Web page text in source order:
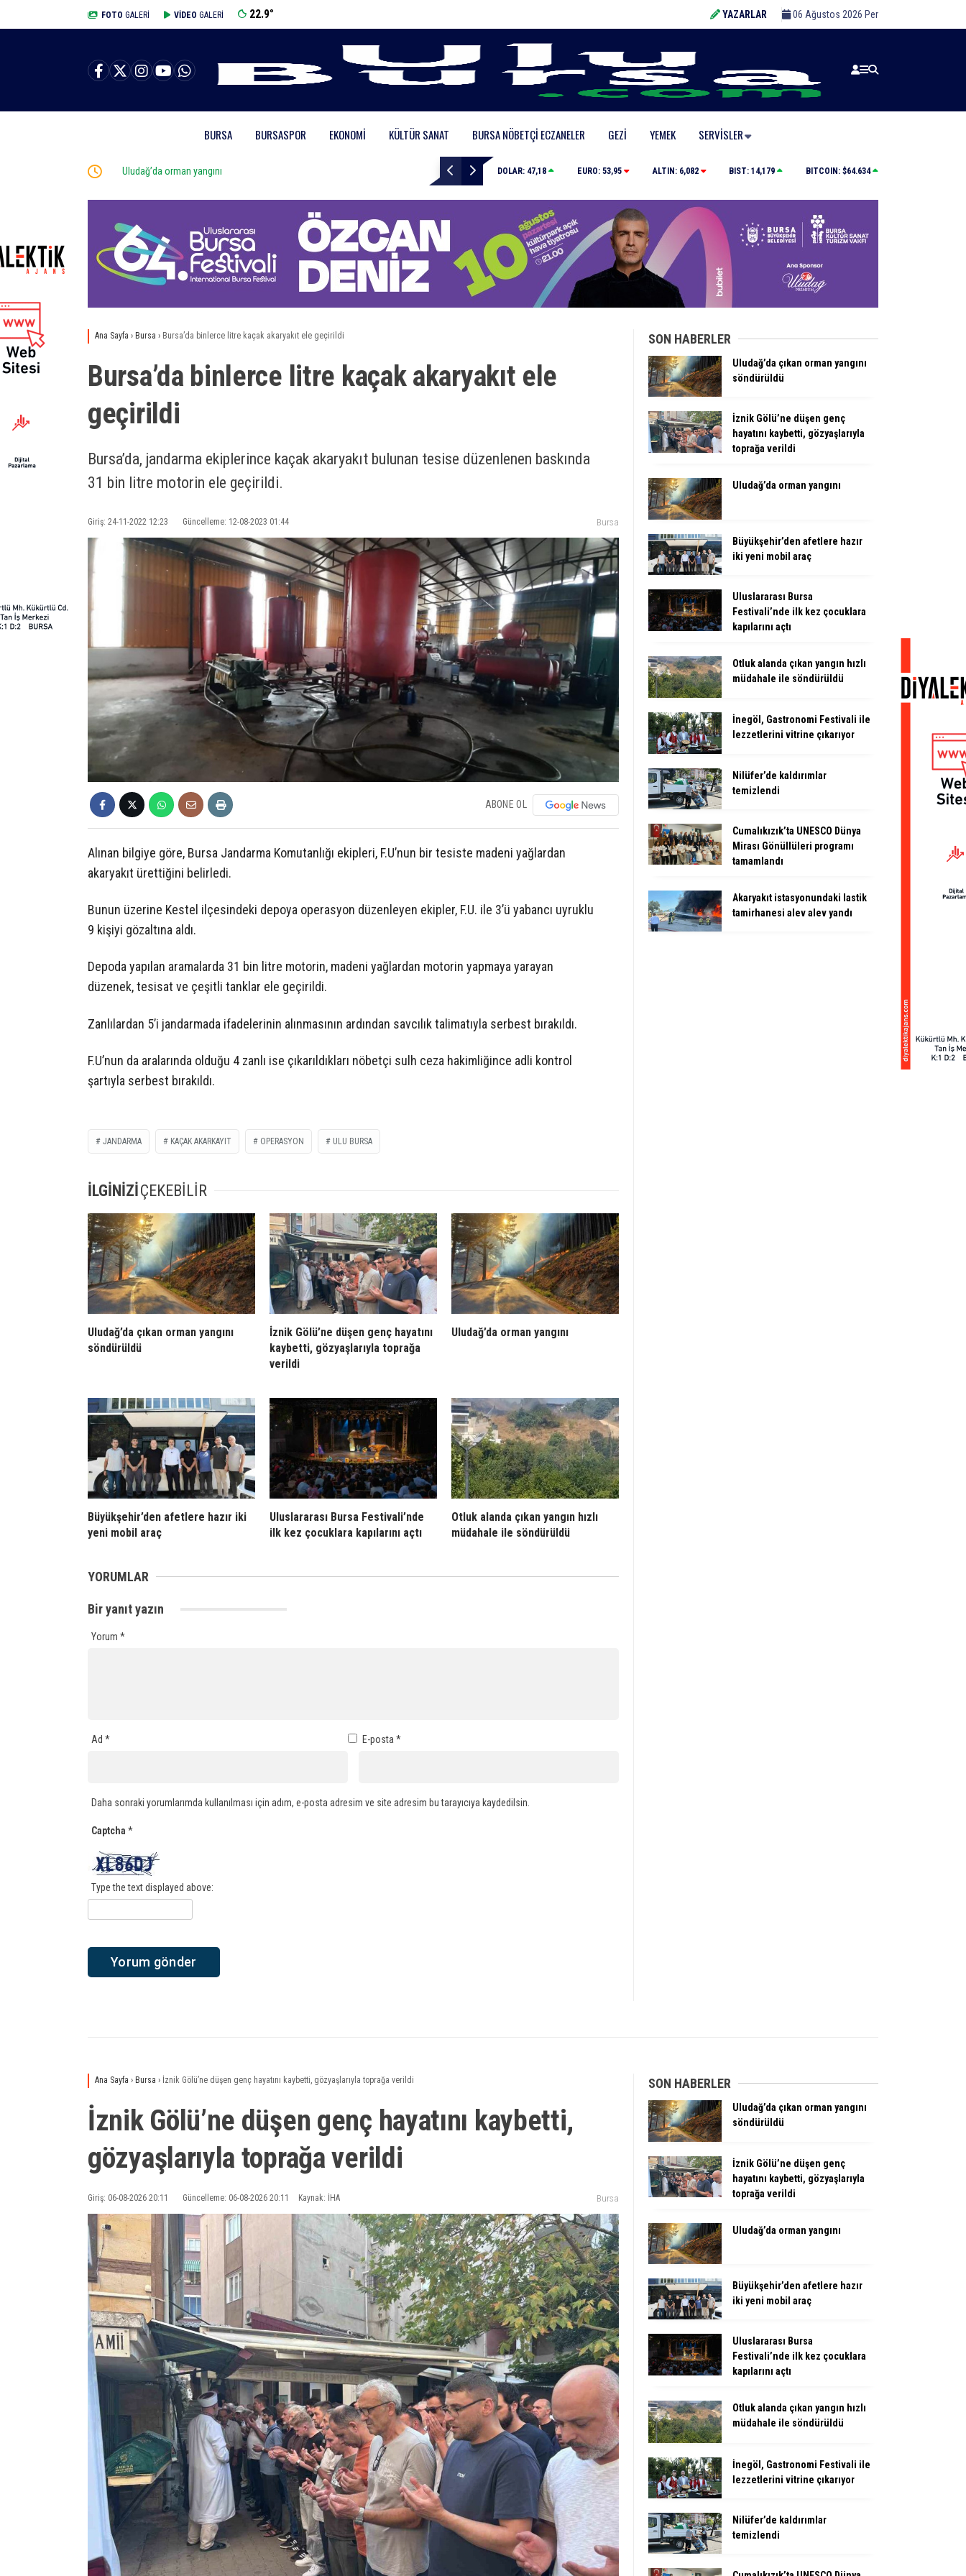
FOTO GALERİ VİDEO GALERİ 22.9° YAZARLAR 06 Ağustos 2026 Per
BURSA BURSASPOR EKONOMI KÜLTÜR SANAT BURSA NÖBETÇI ECZANELER GEZI YEMEK SERVISLER
Uludağ’da orman yangını Büyükşehir’den afetlere hazır iki yeni mobil araç Uluslararası Bursa Festivali’nde ilk kez çocuklara
DOLAR: 47,18 EURO: 53,95 ALTIN: 6,082 BIST: 14,179 BITCOIN: $64.634
Ana Sayfa › Bursa › Bursa’da binlerce litre kaçak akaryakıt ele geçirildi
Bursa’da binlerce litre kaçak akaryakıt ele
geçirildi
Bursa’da, jandarma ekiplerince kaçak akaryakıt bulunan tesise düzenlenen baskında
31 bin litre motorin ele geçirildi.
Giriş: 24-11-2022 12:23 Güncelleme: 12-08-2023 01:44 Bursa
ABONE OL
Alınan bilgiye göre, Bursa Jandarma Komutanlığı ekipleri, F.U’nun bir tesiste madeni yağlardan
akaryakıt ürettiğini belirledi.
Bunun üzerine Kestel ilçesindeki depoya operasyon düzenleyen ekipler, F.U. ile 3’ü yabancı uyruklu
9 kişiyi gözaltına aldı.
Depoda yapılan aramalarda 31 bin litre motorin, madeni yağlardan motorin yapmaya yarayan
düzenek, tesisat ve çeşitli tanklar ele geçirildi.
Zanlılardan 5’i jandarmada ifadelerinin alınmasının ardından savcılık talimatıyla serbest bırakıldı.
F.U’nun da aralarında olduğu 4 zanlı ise çıkarıldıkları nöbetçi sulh ceza hakimliğince adli kontrol
şartıyla serbest bırakıldı.
JANDARMA KAÇAK AKARKAYIT OPERASYON ULU BURSA
İLGİNİZİÇEKEBİLİR
Uludağ’da çıkan orman yangını
söndürüldü
İznik Gölü’ne düşen genç hayatını
kaybetti, gözyaşlarıyla toprağa
verildi
Uludağ’da orman yangını
Büyükşehir’den afetlere hazır iki
yeni mobil araç
Uluslararası Bursa Festivali’nde
ilk kez çocuklara kapılarını açtı
Otluk alanda çıkan yangın hızlı
müdahale ile söndürüldü
YORUMLAR
Bir yanıt yazın
Yorum *
Ad * E-posta *
Daha sonraki yorumlarımda kullanılması için adım, e-posta adresim ve site adresim bu tarayıcıya kaydedilsin.
Captcha *
Type the text displayed above:
SON HABERLER
Uludağ’da çıkan orman yangını
söndürüldü
İznik Gölü’ne düşen genç
hayatını kaybetti, gözyaşlarıyla
toprağa verildi
Uludağ’da orman yangını
Büyükşehir’den afetlere hazır
iki yeni mobil araç
Uluslararası Bursa
Festivali’nde ilk kez çocuklara
kapılarını açtı
Otluk alanda çıkan yangın hızlı
müdahale ile söndürüldü
İnegöl, Gastronomi Festivali ile
lezzetlerini vitrine çıkarıyor
Nilüfer’de kaldırımlar
temizlendi
Cumalıkızık’ta UNESCO Dünya
Mirası Gönüllüleri programı
tamamlandı
Akaryakıt istasyonundaki lastik
tamirhanesi alev alev yandı
Ana Sayfa › Bursa › İznik Gölü’ne düşen genç hayatını kaybetti, gözyaşlarıyla toprağa verildi
İznik Gölü’ne düşen genç hayatını kaybetti,
gözyaşlarıyla toprağa verildi
Giriş: 06-08-2026 20:11 Güncelleme: 06-08-2026 20:11 Kaynak: İHA Bursa
SON HABERLER
Uludağ’da çıkan orman yangını
söndürüldü
İznik Gölü’ne düşen genç
hayatını kaybetti, gözyaşlarıyla
toprağa verildi
Uludağ’da orman yangını
Büyükşehir’den afetlere hazır
iki yeni mobil araç
Uluslararası Bursa
Festivali’nde ilk kez çocuklara
kapılarını açtı
Otluk alanda çıkan yangın hızlı
müdahale ile söndürüldü
İnegöl, Gastronomi Festivali ile
lezzetlerini vitrine çıkarıyor
Nilüfer’de kaldırımlar
temizlendi